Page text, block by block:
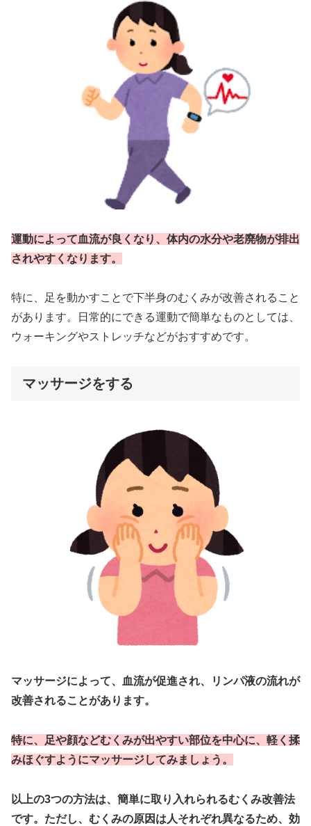
運動によって血流が良くなり、体内の水分や老廃物が排出
されやすくなります。
特に、足を動かすことで下半身のむくみが改善されること
があります。日常的にできる運動で簡単なものとしては、
ウォーキングやストレッチなどがおすすめです。
マッサージをする
マッサージによって、血流が促進され、リンパ液の流れが
改善されることがあります。
特に、足や顔などむくみが出やすい部位を中心に、軽く揉
みほぐすようにマッサージしてみましょう。
以上の3つの方法は、簡単に取り入れられるむくみ改善法
です。ただし、むくみの原因は人それぞれ異なるため、効